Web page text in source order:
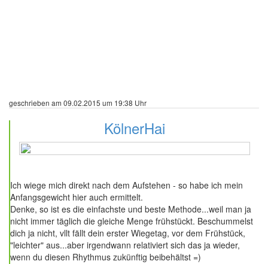
geschrieben am 09.02.2015 um 19:38 Uhr
KölnerHai
Ich wiege mich direkt nach dem Aufstehen - so habe ich mein
Anfangsgewicht hier auch ermittelt.
Denke, so ist es die einfachste und beste Methode...weil man ja
nicht immer täglich die gleiche Menge frühstückt. Beschummelst
dich ja nicht, vllt fällt dein erster Wiegetag, vor dem Frühstück,
"leichter" aus...aber irgendwann relativiert sich das ja wieder,
wenn du diesen Rhythmus zukünftig beibehältst =)